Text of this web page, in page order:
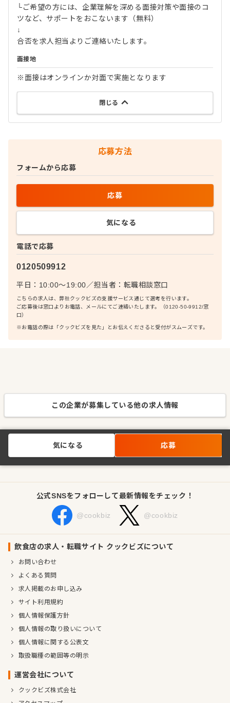
└ご希望の方には、企業理解を深める面接対策や面接のコ
ツなど、サポートをおこないます（無料）
↓
合否を求人担当よりご連絡いたします。
面接地
※面接はオンラインか対面で実施となります
閉じる
応募方法
電話で応募
0120509912
平日：10:00〜19:00／担当者： 転職相談窓口
こちらの求人は、弊社クックビズの支援サービス通じて選考を行います。
ご応募後は窓口よりお電話、メールにてご連絡いたします。（0120-50-9912/窓
口）
※お電話の際は「クックビズを見た」とお伝えくださると受付がスムーズです。
フォームから応募
応募
気になる
この企業が募集している他の求人情報
気になる 応募
公式SNSをフォローして最新情報をチェック！
@cookbiz @cookbiz
飲食店の求人・転職サイト クックビズについて
お問い合わせ
よくある質問
求人掲載のお申し込み
サイト利用規約
個人情報保護方針
個人情報の取り扱いについて
個人情報に関する公表文
取扱職種の範囲等の明示
運営会社について
クックビズ株式会社